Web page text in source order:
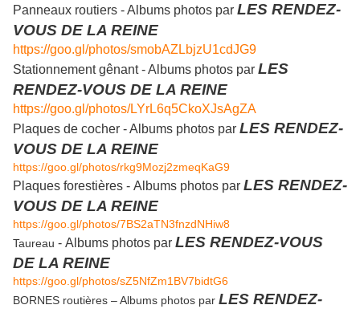
Panneaux routiers - Albums photos par LES RENDEZ-
VOUS DE LA REINE
https://goo.gl/photos/smobAZLbjzU1cdJG9
Stationnement gênant - Albums photos par LES
RENDEZ-VOUS DE LA REINE
https://goo.gl/photos/LYrL6q5CkoXJsAgZA
Plaques de cocher - Albums photos par LES RENDEZ-
VOUS DE LA REINE
https://goo.gl/photos/rkg9Mozj2zmeqKaG9
Plaques forestières - Albums photos par LES RENDEZ-
VOUS DE LA REINE
https://goo.gl/photos/7BS2aTN3fnzdNHiw8
Taureau - Albums photos par LES RENDEZ-VOUS
DE LA REINE
https://goo.gl/photos/sZ5NfZm1BV7bidtG6
BORNES routières – Albums photos par LES RENDEZ-